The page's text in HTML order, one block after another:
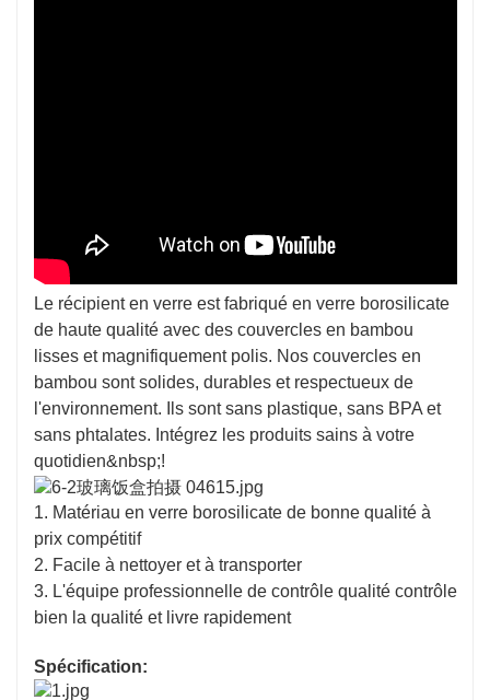
Le récipient en verre est fabriqué en verre borosilicate
de haute qualité avec des couvercles en bambou
lisses et magnifiquement polis. Nos couvercles en
bambou sont solides, durables et respectueux de
l'environnement. Ils sont sans plastique, sans BPA et
sans phtalates. Intégrez les produits sains à votre
quotidien&nbsp;!
1. Matériau en verre borosilicate de bonne qualité à
prix compétitif
2. Facile à nettoyer et à transporter
3. L'équipe professionnelle de contrôle qualité contrôle
bien la qualité et livre rapidement
Spécification: